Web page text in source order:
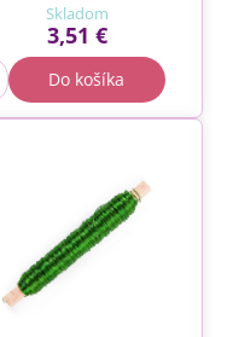
Skladom
3,51 €
Do košíka